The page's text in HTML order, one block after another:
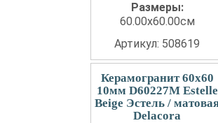
Размеры:
60.00x60.00см
Артикул: 508619
Керамогранит 60x60
10мм D60227M Estelle
Beige Эстель /
Delacora